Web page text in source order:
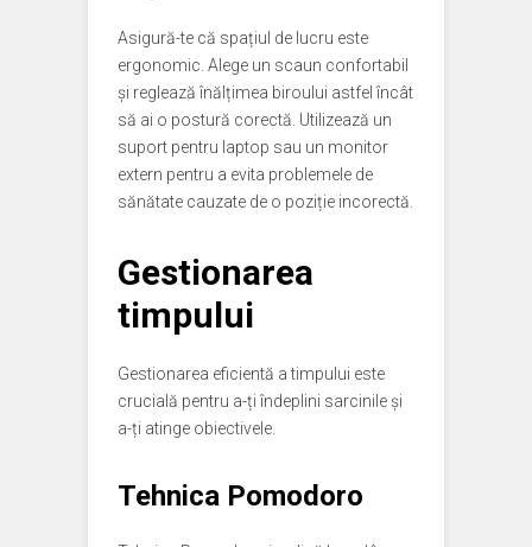
Asigură-te că spațiul de lucru este
ergonomic. Alege un scaun confortabil
și reglează înălțimea biroului astfel încât
să ai o postură corectă. Utilizează un
suport pentru laptop sau un monitor
extern pentru a evita problemele de
sănătate cauzate de o poziție incorectă.
Gestionarea
timpului
Gestionarea eficientă a timpului este
crucială pentru a-ți îndeplini sarcinile și
a-ți atinge obiectivele.
Tehnica Pomodoro